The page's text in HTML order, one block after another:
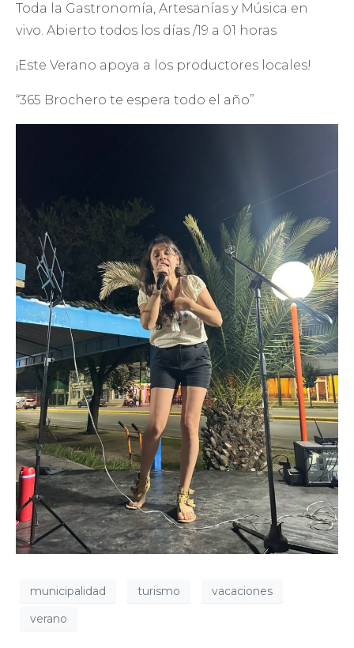
Toda la Gastronomía, Artesanías y Música en
vivo. Abierto todos los días /19 a 01 horas
¡Este Verano apoya a los productores locales!
“365 Brochero te espera todo el año”
municipalidad turismo
vacaciones
verano